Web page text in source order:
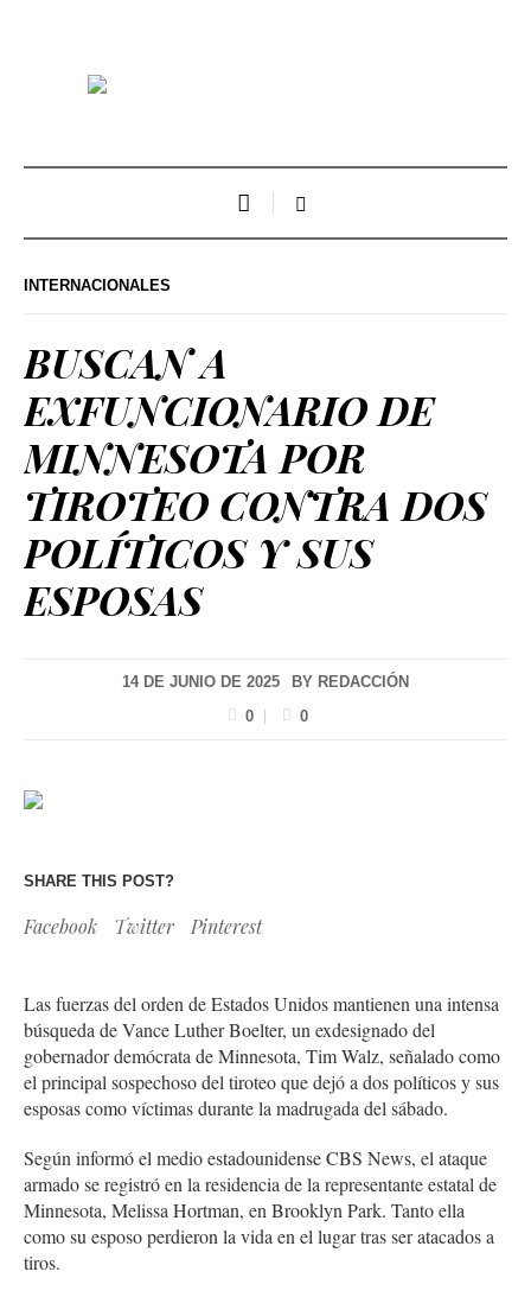
INTERNACIONALES
BUSCAN A
EXFUNCIONARIO DE
MINNESOTA POR
TIROTEO CONTRA DOS
POLÍTICOS Y SUS
ESPOSAS
14 DE JUNIO DE 2025 BY REDACCIÓN
0
0
SHARE THIS POST?
Facebook Twitter Pinterest
Las fuerzas del orden de Estados Unidos mantienen una intensa
búsqueda de Vance Luther Boelter, un exdesignado del
gobernador demócrata de Minnesota, Tim Walz, señalado como
el principal sospechoso del tiroteo que dejó a dos políticos y sus
esposas como víctimas durante la madrugada del sábado.
Según informó el medio estadounidense CBS News, el ataque
armado se registró en la residencia de la representante estatal de
Minnesota, Melissa Hortman, en Brooklyn Park. Tanto ella
como su esposo perdieron la vida en el lugar tras ser atacados a
tiros.